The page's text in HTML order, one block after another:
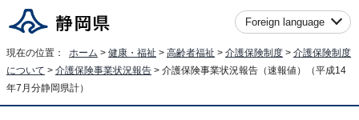
Foreign language
現在の位置： ホーム > 健康・福祉 > 高齢者福祉 > 介護保険制度 > 介護保険制度
について > 介護保険事業状況報告 > 介護保険事業状況報告（速報値）（平成14
年7月分静岡県計）